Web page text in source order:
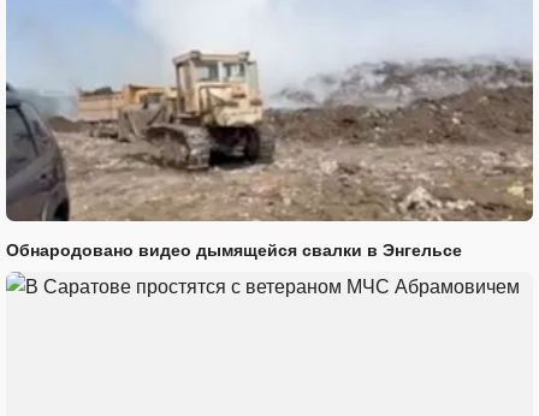
Обнародовано видео дымящейся свалки в Энгельсе